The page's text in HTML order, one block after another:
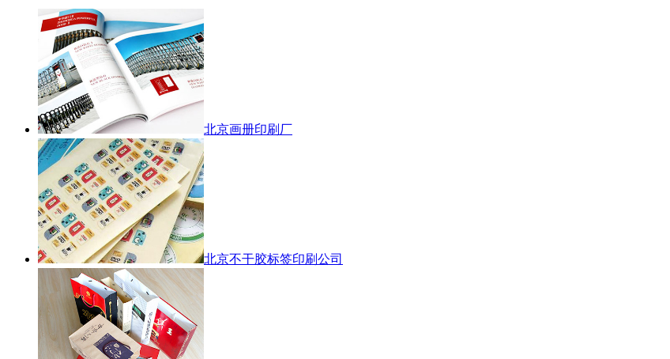
北京画册印刷厂
北京不干胶标签印刷公司